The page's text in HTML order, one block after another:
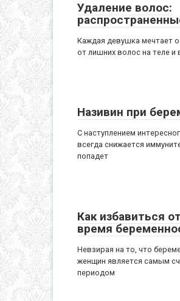
Удаление волос:
Каждая девушка мечтает
от лишних волос на теле и
Називин при
С наступлением
всегда снижается
попадет
Как избавиться
время
Невзирая на то, что
женщин является самым
периодом